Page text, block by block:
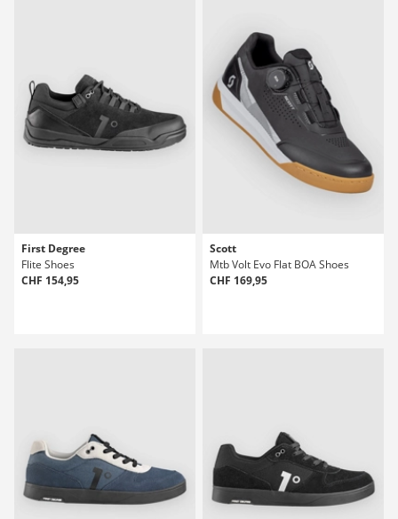
First Degree
Flite Shoes
CHF 154,95
Scott
Mtb Volt Evo Flat BOA Shoes
CHF 169,95